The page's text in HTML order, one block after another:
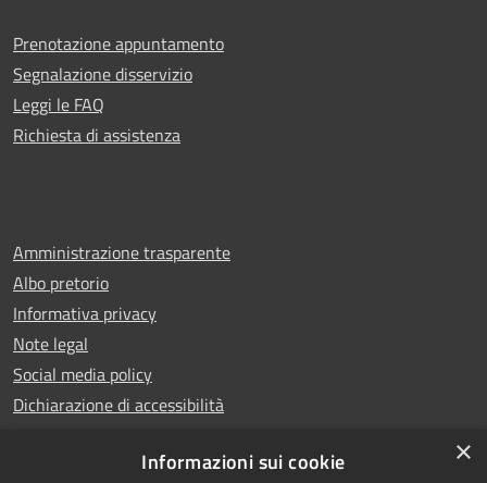
Prenotazione appuntamento
Segnalazione disservizio
Leggi le FAQ
Richiesta di assistenza
Amministrazione trasparente
Albo pretorio
Informativa privacy
Note legal
Social media policy
Dichiarazione di accessibilità
×
Informazioni sui cookie